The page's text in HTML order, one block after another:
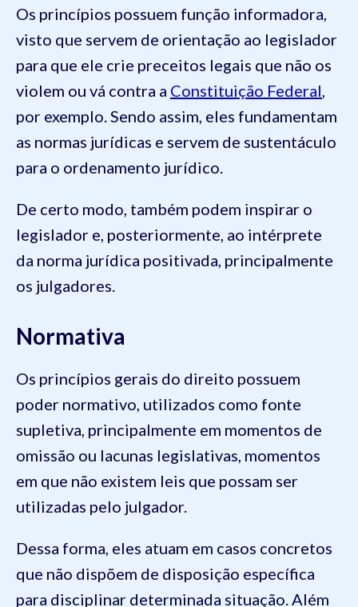
Os princípios possuem função informadora,
visto que servem de orientação ao legislador
para que ele crie preceitos legais que não os
violem ou vá contra a Constituição Federal
por exemplo. Sendo assim, eles fundamentam
as normas jurídicas e servem de sustentáculo
para o ordenamento jurídico.
De certo modo, também podem inspirar o
legislador e, posteriormente, ao intérprete
da norma jurídica positivada, principalmente
os julgadores.
Normativa
Os princípios gerais do direito possuem
poder normativo, utilizados como fonte
supletiva, principalmente em momentos de
omissão ou lacunas legislativas, momentos
em que não existem leis que possam ser
utilizadas pelo julgador.
Dessa forma, eles atuam em casos concretos
que não dispõem de disposição específica
para disciplinar determinada situação. Além